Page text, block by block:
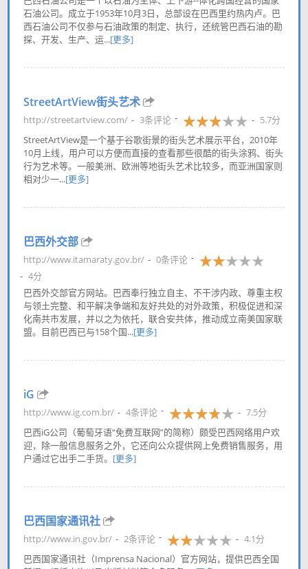
石油公司。成立于1953年10月3日，总部设在巴西里约热内卢。巴
西石油公司不仅参与石油政策的制定、执行，还统管巴西石油的勘
探、开发、生产、运...[更多]
StreetArtView街头艺术
http://streetartview.com/ 3条评论
5.7分
StreetArtView是一个基于谷歌街景的街头艺术展示平台，2010年
10月上线，用户可以方便而直接的查看那些很酷的街头涂鸦、街头
行为艺术等。一般美洲、欧洲等地街头艺术比较多，而亚洲国家则
相对少一...[更多]
巴西外交部
http://www.itamaraty.gov.br/
0条评论
4分
巴西外交部官方网站。巴西奉行独立自主、不干涉内政、尊重主权
与领土完整、和平解决争端和友好共处的对外政策，积极促进和深
化南共市发展，并以之为依托，联合安共体，推动成立南美国家联
盟。目前巴西已与158个国...[更多]
iG
http://www.ig.com.br/ 4条评论
7.5分
巴西iG公司（葡萄牙语“免费互联网”的简称）颇受巴西网络用户欢
迎，除一般信息服务之外，它还向公众提供网上免费销售服务，用
户通过它出手二手货。 [更多]
巴西国家通讯社
http://www.in.gov.br/ 2条评论
4.1分
巴西国家通讯社（Imprensa Nacional）官方网站，提供巴西全国